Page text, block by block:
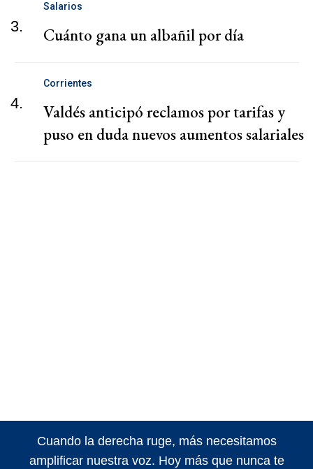
3.
Salarios
Cuánto gana un albañil por día
4.
Corrientes
Valdés anticipó reclamos por tarifas y
puso en duda nuevos aumentos salariales
Cuando la derecha ruge, más necesitamos
amplificar nuestra voz. Hoy más que nunca te